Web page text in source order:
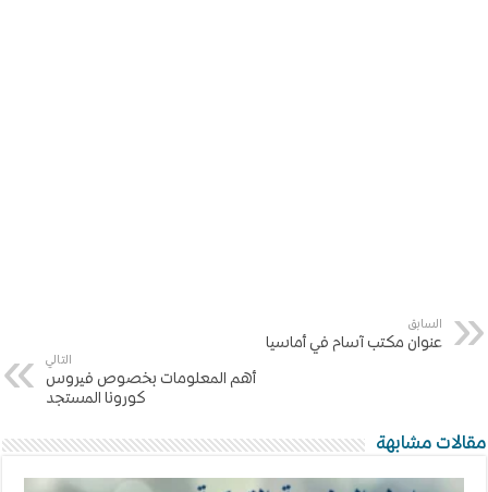
السابق
عنوان مكتب آسام في أماسيا
التالي
أهم المعلومات بخصوص فيروس
كورونا المستجد
مقالات مشابهة